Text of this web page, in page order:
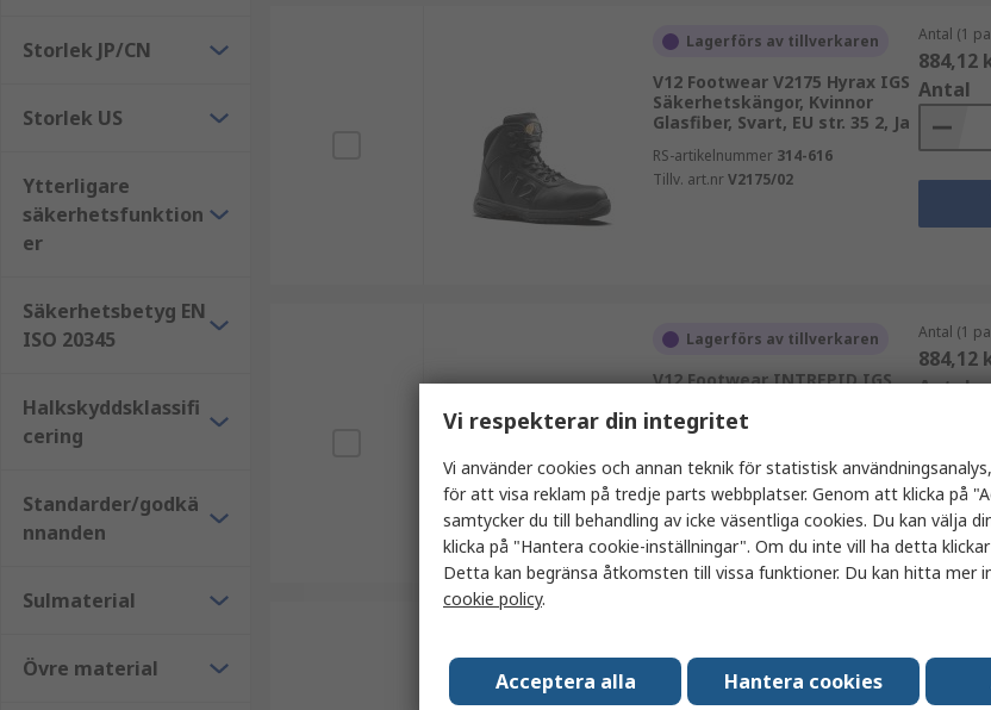
Storlek JP/CN
Storlek US
Ytterligare
säkerhetsfunktion
er
Säkerhetsbetyg EN
ISO 20345
Halkskyddsklassifi
cering
Standarder/godkä
nnanden
Sulmaterial
Övre material
Lagerförs av tillverkaren
V12 Footwear V2175 Hyrax IGS
Säkerhetskängor, Kvinnor
Glasfiber, Svart, EU str. 35 2, Ja
RS-artikelnummer 314-616
Tillv. art.nrV2175/02
Antal (1
884,12
Antal
Lagerförs av tillverkaren
V12 Footwear INTREPID IGS
Kvinnor Kompositmaterial,
Svart, EU str. 38 5
RS-artikelnummer314-632
Tillv. art.nrV1720/05
Antal (1
884,12
Antal
V12 Footwear V2175 Hyrax IGS
Säkerhetskängor, Kvinnor
884,12
Vi respekterar din integritet
Vi använder cookies och annan teknik för statistisk
för att visa reklam på tredje parts webbplatser. Genom att klicka på
samtycker du till behandling av icke väsentliga cookies. Du kan välja
klicka på "Hantera cookie-inställningar". Om du inte vill ha detta
Detta kan begränsa åtkomsten till vissa funktioner. Du kan hitta mer
cookie policy.
Acceptera alla Hantera cookies